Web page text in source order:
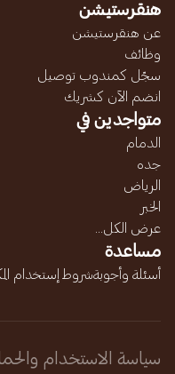
هنقرستيشن
عن هنقرستيشن
وظائف
سجّل كمندوب توصيل
انضم الآن كشريك
متواجدين في
الدمام
جده
الرياض
الخبر
عرض الكل...
مساعدة
أسئلة وأجوبةشروط إستخدام
سياسة الاستخدام